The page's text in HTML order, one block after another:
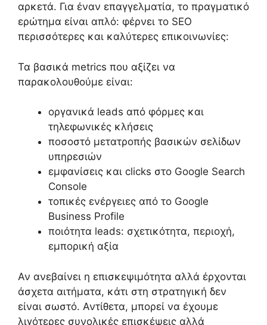
αρκετά. Για έναν επαγγελματία, το πραγματικό
ερώτημα είναι απλό: φέρνει το SEO
περισσότερες και καλύτερες επικοινωνίες:
Τα βασικά metrics που αξίζει να
παρακολουθούμε είναι:
οργανικά leads από φόρμες και
τηλεφωνικές κλήσεις
ποσοστό μετατροπής βασικών σελίδων
υπηρεσιών
εμφανίσεις και clicks στο Google Search
Console
τοπικές ενέργειες από το Google
Business Profile
ποιότητα leads: σχετικότητα, περιοχή,
εμπορική αξία
Αν ανεβαίνει η επισκεψιμότητα αλλά έρχονται
άσχετα αιτήματα, κάτι στη στρατηγική δεν
είναι σωστό. Αντίθετα, μπορεί να έχουμε
λιγότερες συνολικές επισκέψεις αλλά